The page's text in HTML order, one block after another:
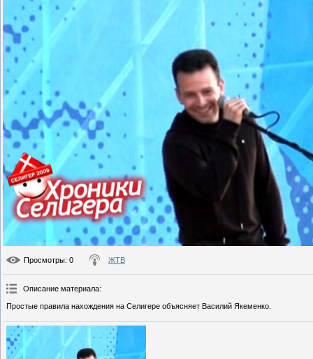
Просмотры: 0 ЖТВ
Описание материала:
Простые правила нахождения на Селигере объясняет Василий Якеменко.